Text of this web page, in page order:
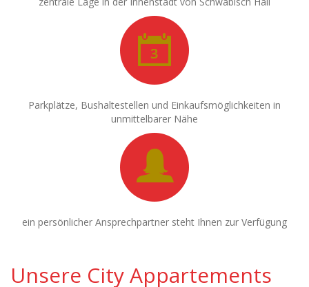
Parkplätze, Bushaltestellen und Einkaufsmöglichkeiten in
unmittelbarer Nähe
ein persönlicher Ansprechpartner steht Ihnen zur Verfügung
Unsere City Appartements